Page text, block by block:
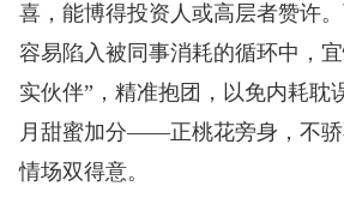
喜，能博得投资人或高层者赞许
容易陷入被同事消耗的循环中，
实伙伴”，精准抱团，以免内耗耽
月甜蜜加分——正桃花旁身，不骄
情场双得意。